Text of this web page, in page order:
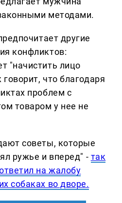
методами.
другие
конфликтов:
"начистить лицо
что благодаря
проблем с
товаром у нее не
советы, которые
ружье и вперед" - так
на жалобу
собаках во дворе.